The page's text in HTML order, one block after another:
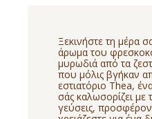
Ξεκινήστε τη μέρα
άρωμα του
μυρωδιά από τα
που μόλις βγήκαν
εστιατόριο Thea,
σάς καλωσορίζει με
γεύσεις,